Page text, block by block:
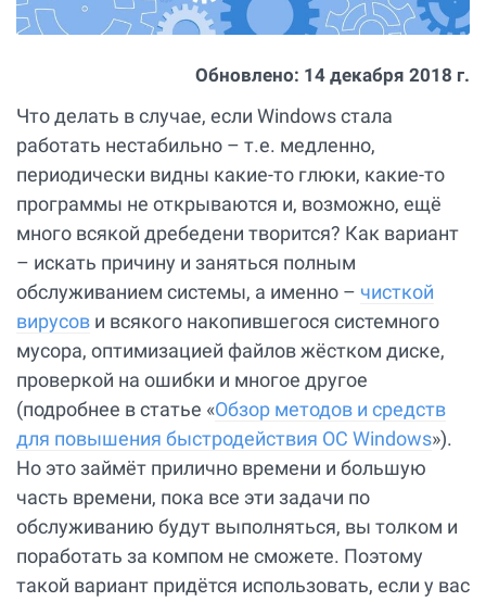
Обновлено: 14 декабря 2018 г.
Что делать в случае, если Windows стала
работать нестабильно – т.е. медленно,
периодически видны какие-то глюки, какие-то
программы не открываются и, возможно, ещё
много всякой дребедени творится? Как вариант
– искать причину и заняться полным
обслуживанием системы, а именно – чисткой
вирусов и всякого накопившегося системного
мусора, оптимизацией файлов жёстком диске,
проверкой на ошибки и многое другое
(подробнее в статье «Обзор методов и средств
для повышения быстродействия ОС Windows»).
Но это займёт прилично времени и большую
часть времени, пока все эти задачи по
обслуживанию будут выполняться, вы толком и
поработать за компом не сможете. Поэтому
такой вариант придётся использовать, если у вас